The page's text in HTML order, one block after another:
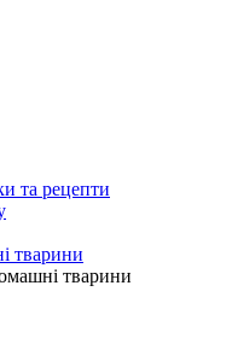
та рецепти
тварини
тварини